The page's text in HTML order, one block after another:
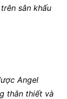
sân khấu
Angel
thân thiết và